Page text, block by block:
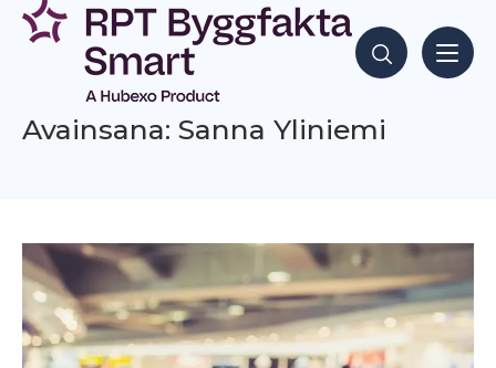
Siirry
sisältöön
Hae sisältöjä
Avainsana: Sanna Yliniemi